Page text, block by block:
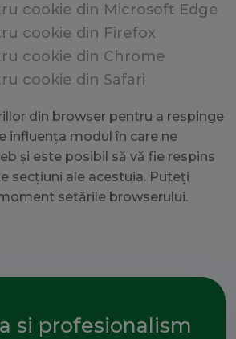
cookie din Microsoft Edge
cookie din Firefox
cookie din Chrome
cookie din Safari
din browser pentru a respinge
influența modul în care ne
și este posibil să vă fie respins
secțiuni ale acestuia. Puteți
setările browserului.
si profesionalism